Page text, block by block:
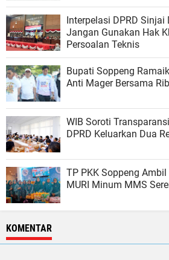
Interpelasi DPRD Sinjai
Jangan Gunakan Hak
Persoalan Teknis
Bupati Soppeng
Anti Mager Bersama
WIB Soroti
DPRD Keluarkan Dua
TP PKK Soppeng
MURI Minum MMS
KOMENTAR